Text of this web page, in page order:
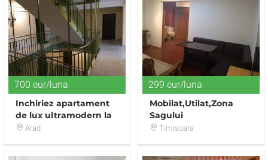
700 eur/luna
Inchiriez apartament
de lux ultramodern la
BERMO vis-a-vis de
Arad
299 eur/luna
Mobilat,Utilat,Zona
Sagului
Timisoara